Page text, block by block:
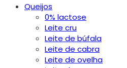
Queijos
0% lactose
Leite cru
Leite de búfala
Leite de cabra
Leite de ovelha